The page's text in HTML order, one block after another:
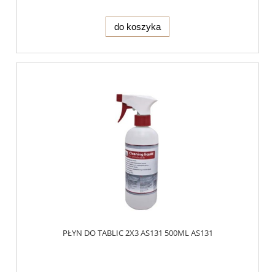
do koszyka
PŁYN DO TABLIC 2X3 AS131 500ML AS131